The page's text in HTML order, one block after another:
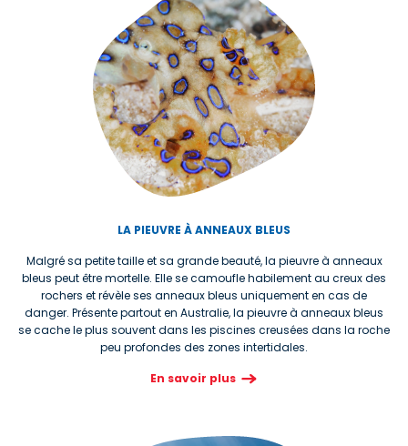
LA PIEUVRE À ANNEAUX BLEUS
Malgré sa petite taille et sa grande beauté, la pieuvre à anneaux
bleus peut être mortelle. Elle se camoufle habilement au creux des
rochers et révèle ses anneaux bleus uniquement en cas de
danger. Présente partout en Australie, la pieuvre à anneaux bleus
se cache le plus souvent dans les piscines creusées dans la roche
peu profondes des zones intertidales.
En savoir plus